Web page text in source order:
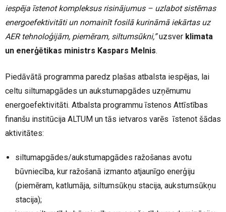
iespēja īstenot kompleksus risinājumus – uzlabot sistēmas
energoefektivitāti un nomainīt fosilā kurināmā iekārtas uz
AER tehnoloģijām, piemēram, siltumsūkni,”uzsver klimata
un enerģētikas ministrs Kaspars Melnis.
Piedāvātā programma paredz plašas atbalsta iespējas, lai
celtu siltumapgādes un aukstumapgādes uzņēmumu
energoefektivitāti. Atbalsta programmu īstenos Attīstības
finanšu institūcija ALTUM un tās ietvaros varēs īstenot šādas
aktivitātes:
siltumapgādes/aukstumapgādes ražošanas avotu
būvniecība, kur ražošanā izmanto atjaunīgo enerģiju
(piemēram, katlumāja, siltumsūkņu stacija, aukstumsūkņu
stacija);